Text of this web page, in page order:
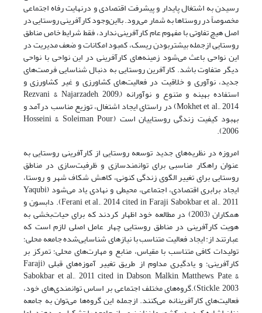
رسیدن به اشتغال پایدار و پیشرفت اقتصادی و درنهایت رفاه اجتماعی
مخصوصاً در روستاها به شمار می‌رود. بااین‌وجود کارآفرینی روستایی در
اصل هیچ تفاوتی با مفهوم عام کارآفرینی ندارد، فقط شرایط خاص مناطق
روستایی ازجمله بیشتربودن ریسک، کمبود امکانات و ضعف مدیریت در
این نواحی باعث می‌شود زمینه‌های کارآفرینی در این نواحی با نواحی
دیگر متفاوت باشد. کارآفرین روستایی به دنبال شناسایی فرصت‌های
جدید، نوآوری و خلاقیت در فعالیت‌های کشاورزی و غیر کشاورزی و
استفاده بهینه و متنوع و نوآورانه (Rezvani & Najarzadeh, 2009;
Mokhet et al., 2014) در راستای ایجاد اشتغال، توزیع مناسب درآمد و
بهبود کیفیت زندگی روستاییان است (Hosseini & Soleiman Pour,
2006).
امروزه در نظریه‌های جدید توسعه روستایی از کارآفرینی روستایی به
عنوان راهکار مناسبی برای توانمندسازی و ظرفیت‌سازی در مناطق
روستایی برای تغییر الگوی زندگی کنونی، کاهش شکاف شهر و روستا،
ایجاد برابری اقتصادی، اجتماعی، محیطی و نهادی یاد می‌شود (Yaqubi
Ferani et al., 2014 cited in Faraji Sabokbar et al., 2011). دابسون و
همکاران (2003) در مطالعه خود اظهار کردند که برای حیات‌بخشی به
هویت کارآفرینی در مناطق روستایی چهار عامل اصلی لازم است که
عبارتند از: ایجاد فعالیت متناسب با نیازهای شناسایی‌شده جامعه محلی؛
تولیدات کافی متناسب با مقیاس، منابع و مهارت‌های محلی؛ تمرکز بر
کارآفرینی؛ و یادگیری مداوم از طریق تغییر آموزه‌های قبلی (Faraji
Sabokbar et al., 2011 cited in Dabson, Malkin, Matthews, Pate, &
Stickle, 2003).گروه‌های مختلف اجتماعی بر اساس توانمندی‌های خود،
فعالیت‌های کارآفرینانه می‌کنند. ازجمله این گروه‌ها می‌توان به جامعه